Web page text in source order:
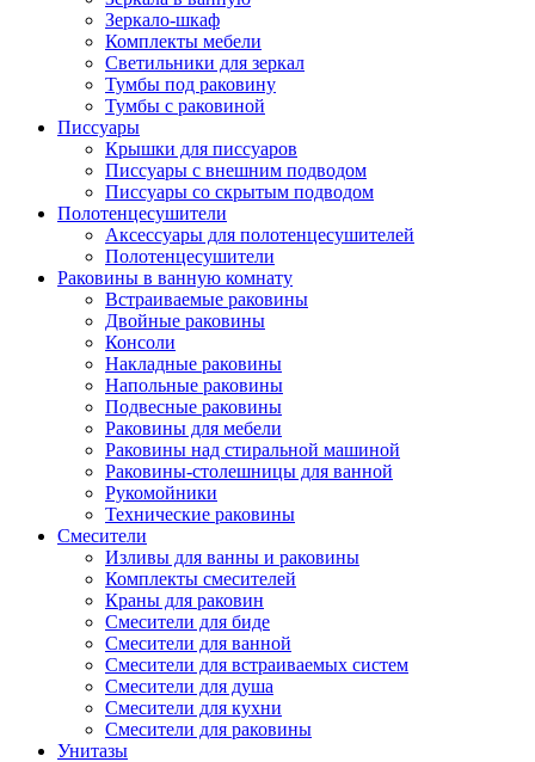
Зеркало-шкаф
Комплекты мебели
Светильники для зеркал
Тумбы под раковину
Тумбы с раковиной
Писсуары
Крышки для писсуаров
Писсуары с внешним подводом
Писсуары со скрытым подводом
Полотенцесушители
Аксессуары для полотенцесушителей
Полотенцесушители
Раковины в ванную комнату
Встраиваемые раковины
Двойные раковины
Консоли
Накладные раковины
Напольные раковины
Подвесные раковины
Раковины для мебели
Раковины над стиральной машиной
Раковины-столешницы для ванной
Рукомойники
Технические раковины
Смесители
Изливы для ванны и раковины
Комплекты смесителей
Краны для раковин
Смесители для биде
Смесители для ванной
Смесители для встраиваемых систем
Смесители для душа
Смесители для кухни
Смесители для раковины
Унитазы